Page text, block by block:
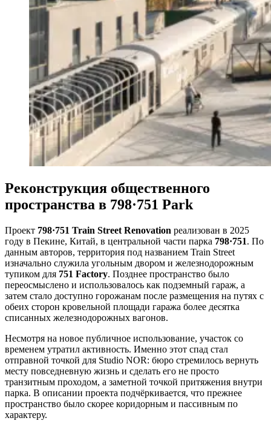
Реконструкция общественного
пространства в 798·751 Park
Проект 798·751 Train Street Renovation реализован в 2025
году в Пекине, Китай, в центральной части парка 798·751. По
данным авторов, территория под названием Train Street
изначально служила угольным двором и железнодорожным
тупиком для 751 Factory. Позднее пространство было
переосмыслено и использовалось как подземный гараж, а
затем стало доступно горожанам после размещения на путях с
обеих сторон кровельной площади гаража более десятка
списанных железнодорожных вагонов.
Несмотря на новое публичное использование, участок со
временем утратил активность. Именно этот спад стал
отправной точкой для Studio NOR: бюро стремилось вернуть
месту повседневную жизнь и сделать его не просто
транзитным проходом, а заметной точкой притяжения внутри
парка. В описании проекта подчёркивается, что прежнее
пространство было скорее коридорным и пассивным по
характеру.